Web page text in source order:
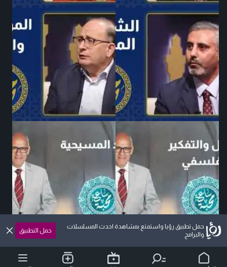
حمل تطبيق رؤيا واستمتع بمشاهدة احدث المسلسلات
والبرامج
حمل التطبيق